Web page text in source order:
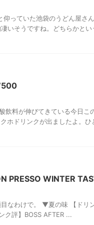
っていた池袋のうどん屋さ
いそうですね。どちらかとい
飲料が伸びてきている今日こ
ホドリンクが出ましたよ。ひ
PRESSO WINTER
なわけで。 ▼夏の味 【ドリ
ク評】BOSS AFTER ...